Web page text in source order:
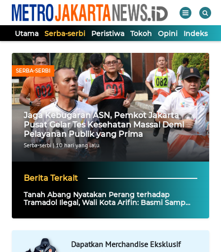
Utama Serba-serbi Peristiwa Tokoh Opini Indeks
SERBA-SERBI
Jaga Kebugaran ASN, Pemkot Jakarta
Pusat Gelar Tes Kesehatan Massal Demi
Pelayanan Publik yang Prima
Serba-serbi|10 hari yang lalu
Berita Terkait
Tanah Abang Nyatakan Perang terhadap
Tramadol Ilegal, Wali Kota Arifin: Basmi Sampai
Dapatkan Merchandise Eksklusif
TV
Tutup
UTAMA
SERBA-
SERBI
PERISTIWA